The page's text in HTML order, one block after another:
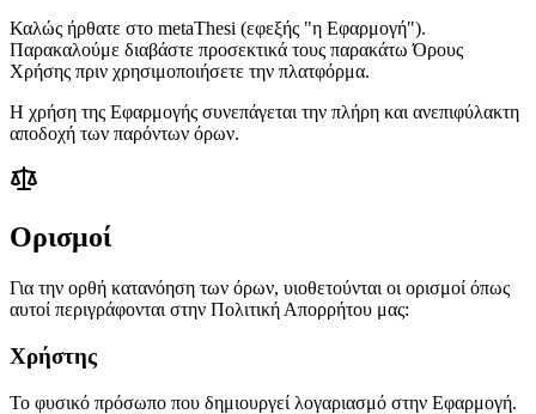
Καλώς ήρθατε στο metaThesi (εφεξής "η Εφαρμογή").
Παρακαλούμε διαβάστε προσεκτικά τους παρακάτω Όρους
Χρήσης πριν χρησιμοποιήσετε την πλατφόρμα.
Η χρήση της Εφαρμογής συνεπάγεται την πλήρη και ανεπιφύλακτη
αποδοχή των παρόντων όρων.
Ορισμοί
Για την ορθή κατανόηση των όρων, υιοθετούνται οι ορισμοί όπως
αυτοί περιγράφονται στην Πολιτική Απορρήτου μας:
Χρήστης
Το φυσικό πρόσωπο που δημιουργεί λογαριασμό στην Εφαρμογή.